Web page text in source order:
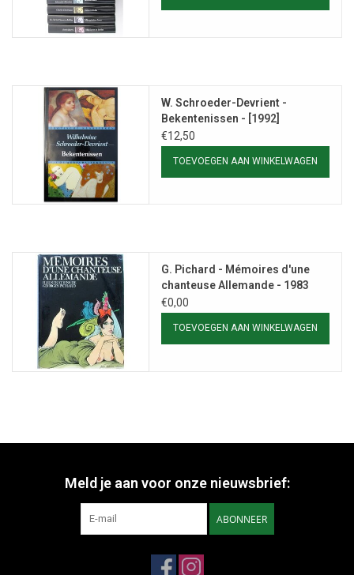
W. Schroeder-Devrient -
Bekentenissen - [1992]
€12,50
TOEVOEGEN AAN WINKELWAGEN
G. Pichard - Mémoires d'une
chanteuse Allemande - 1983
€0,00
TOEVOEGEN AAN WINKELWAGEN
Meld je aan voor onze nieuwsbrief:
ABONNEER